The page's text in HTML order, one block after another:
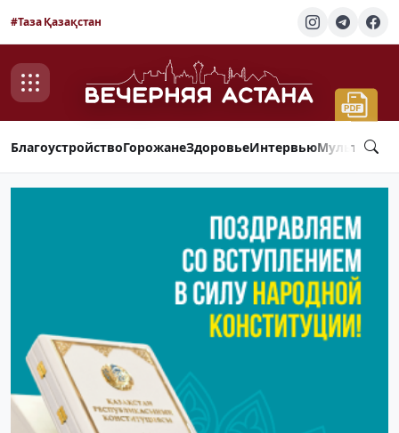
#Таза Қазақстан
БлагоустройствоГорожанеЗдоровьеИнтервью